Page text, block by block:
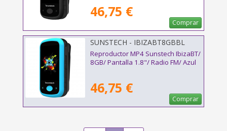
46,75 €
Comprar
SUNSTECH - IBIZABT8GBBL
Reproductor MP4 Sunstech IbizaBT/
8GB/ Pantalla 1.8"/ Radio FM/ Azul
46,75 €
Comprar